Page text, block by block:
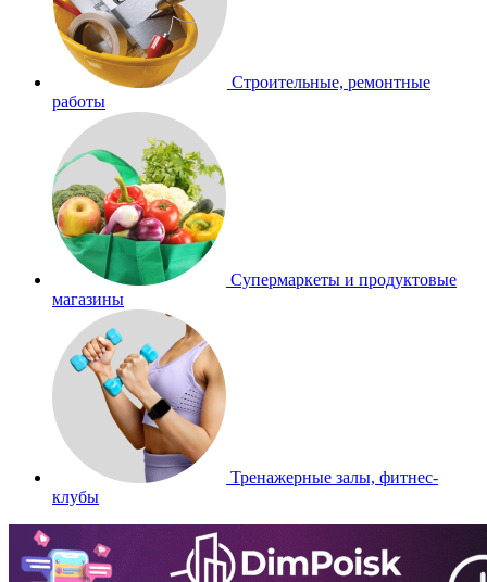
Строительные, ремонтные
работы
Супермаркеты и продуктовые
магазины
Тренажерные залы, фитнес-
клубы